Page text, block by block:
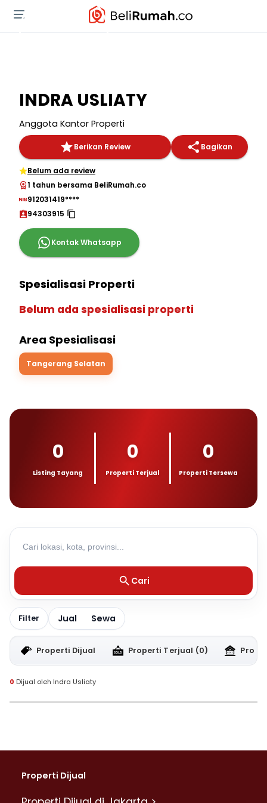
INDRA USLIATY
Anggota Kantor Properti
Berikan Review Bagikan
Belum ada review
1 tahun bersama BeliRumah.co
912031419****
94303915
Kontak Whatsapp
Spesialisasi Properti
Belum ada spesialisasi properti
Area Spesialisasi
Tangerang Selatan
0
Listing Tayang
0
Properti Terjual
0
Properti Tersewa
Cari
Filter Jual Sewa
Properti Dijual Properti Terjual (0)
0 Dijual oleh Indra Usliaty
Properti Dijual